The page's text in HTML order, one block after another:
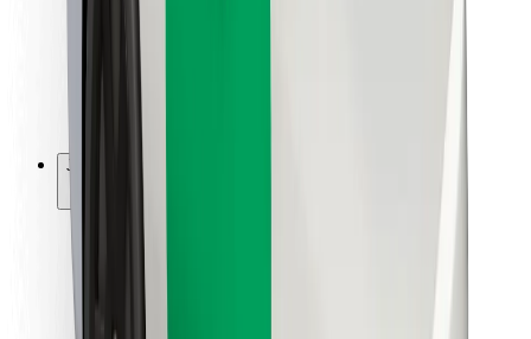
Bolt Food
Pro flotilové partnery
Pro restaurace
Bolt for Business
Jiné
Partneři
Cookies